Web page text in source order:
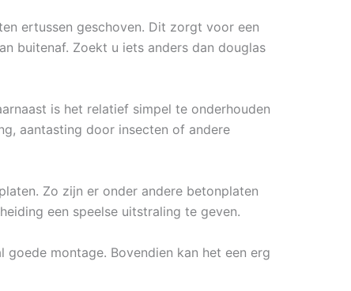
ertussen geschoven. Dit zorgt voor een
buitenaf. Zoekt u iets anders dan douglas
is het relatief simpel te onderhouden
aantasting door insecten of andere
Zo zijn er onder andere betonplaten
een speelse uitstraling te geven.
montage. Bovendien kan het een erg